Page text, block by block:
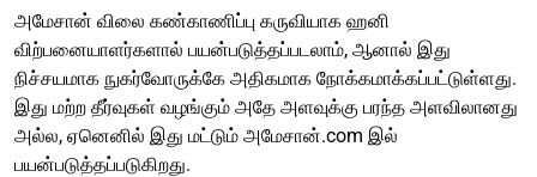
அமேசான் விலை கண்காணிப்பு கருவியாக ஹனி
விற்பனையாளர்களால் பயன்படுத்தப்படலாம், ஆனால் இது
நிச்சயமாக நுகர்வோருக்கே அதிகமாக நோக்கமாக்கப்பட்டுள்ளது.
இது மற்ற தீர்வுகள் வழங்கும் அதே அளவுக்கு பரந்த அளவிலானது
அல்ல, ஏனெனில் இது மட்டும் அமேசான்.com இல்
பயன்படுத்தப்படுகிறது.